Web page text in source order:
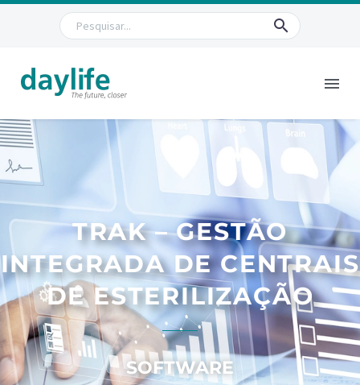
TRAK – GESTÃO
INTEGRADA DE CENTRAIS
DE ESTERILIZAÇÃO
SOFTWARE